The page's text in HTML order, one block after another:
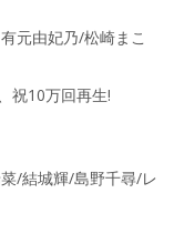
元由妃乃/松崎まこ
祝10万回再生!
/結城輝/島野千尋/レ